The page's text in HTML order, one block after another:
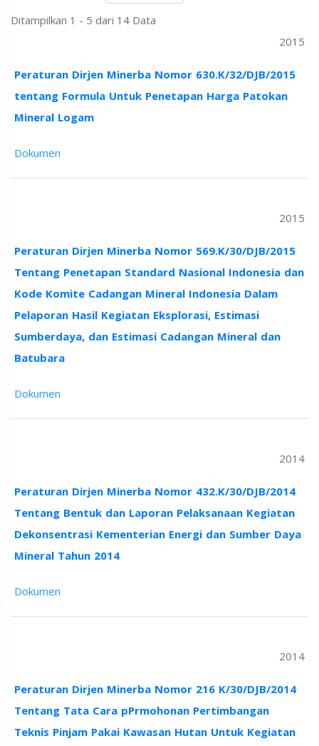
Ditampilkan 1 - 5 dari 14 Data
2015
Peraturan Dirjen Minerba Nomor 630.K/32/DJB/2015
tentang Formula Untuk Penetapan Harga Patokan
Mineral Logam
Dokumen
2015
Peraturan Dirjen Minerba Nomor 569.K/30/DJB/2015
Tentang Penetapan Standard Nasional Indonesia dan
Kode Komite Cadangan Mineral Indonesia Dalam
Pelaporan Hasil Kegiatan Eksplorasi, Estimasi
Sumberdaya, dan Estimasi Cadangan Mineral dan
Batubara
Dokumen
2014
Peraturan Dirjen Minerba Nomor 432.K/30/DJB/2014
Tentang Bentuk dan Laporan Pelaksanaan Kegiatan
Dekonsentrasi Kementerian Energi dan Sumber Daya
Mineral Tahun 2014
Dokumen
2014
Peraturan Dirjen Minerba Nomor 216 K/30/DJB/2014
Tentang Tata Cara pPrmohonan Pertimbangan
Teknis Pinjam Pakai Kawasan Hutan Untuk Kegiatan